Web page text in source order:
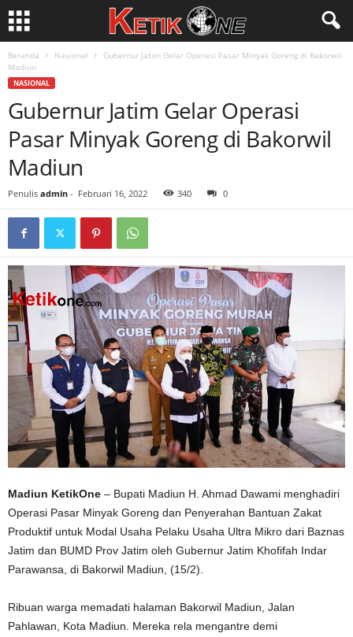
Beranda Nasional
Gubernur Jatim Gelar Operasi Pasar Minyak Goreng di Bakorwil
Madiun
NASIONAL
Gubernur Jatim Gelar Operasi
Pasar Minyak Goreng di Bakorwil
Madiun
Penulis admin - Februari 16, 2022 340 0
Madiun KetikOne – Bupati Madiun H. Ahmad Dawami menghadiri
Operasi Pasar Minyak Goreng dan Penyerahan Bantuan Zakat
Produktif untuk Modal Usaha Pelaku Usaha Ultra Mikro dari Baznas
Jatim dan BUMD Prov Jatim oleh Gubernur Jatim Khofifah Indar
Parawansa, di Bakorwil Madiun, (15/2).
Ribuan warga memadati halaman Bakorwil Madiun, Jalan
Pahlawan, Kota Madiun. Mereka rela mengantre demi